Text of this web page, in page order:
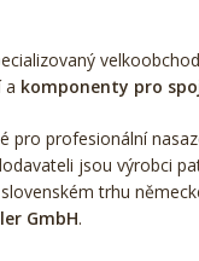
a komponenty pro
pro profesionální
jsou výrobci
trhu
GmbH.